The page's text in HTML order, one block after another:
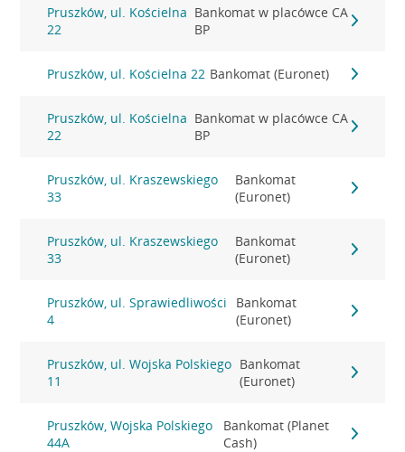
Pruszków, ul. Kościelna
22
Bankomat w placówce CA
BP
Pruszków, ul. Kościelna 22 Bankomat (Euronet)
Pruszków, ul. Kościelna
22
Bankomat w placówce CA
BP
Pruszków, ul. Kraszewskiego
33
Bankomat
(Euronet)
Pruszków, ul. Kraszewskiego
33
Bankomat
(Euronet)
Pruszków, ul. Sprawiedliwości
4
Bankomat
(Euronet)
Pruszków, ul. Wojska Polskiego
11
Bankomat
(Euronet)
Pruszków, Wojska Polskiego
44A
Bankomat (Planet
Cash)